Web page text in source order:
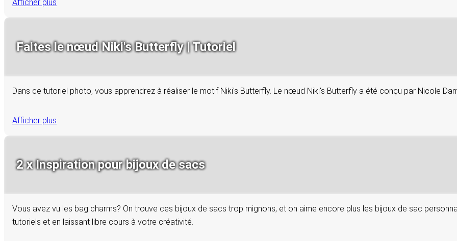
Afficher plus
Faites le nœud Niki's Butterfly | Tutoriel
Dans ce tutoriel photo, vous apprendrez à réaliser le motif Niki's Butterfly. Le nœud Niki's Butterfly a été conçu par Nicole
Afficher plus
2 x Inspiration pour bijoux de sacs
Vous avez vu les bag charms? On trouve ces bijoux de sacs trop mignons, et on aime encore plus les bijoux de sac
tutoriels et en laissant libre cours à votre créativité.